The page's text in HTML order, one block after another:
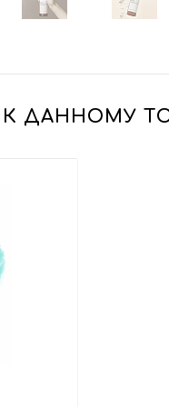
ДАННОМУ